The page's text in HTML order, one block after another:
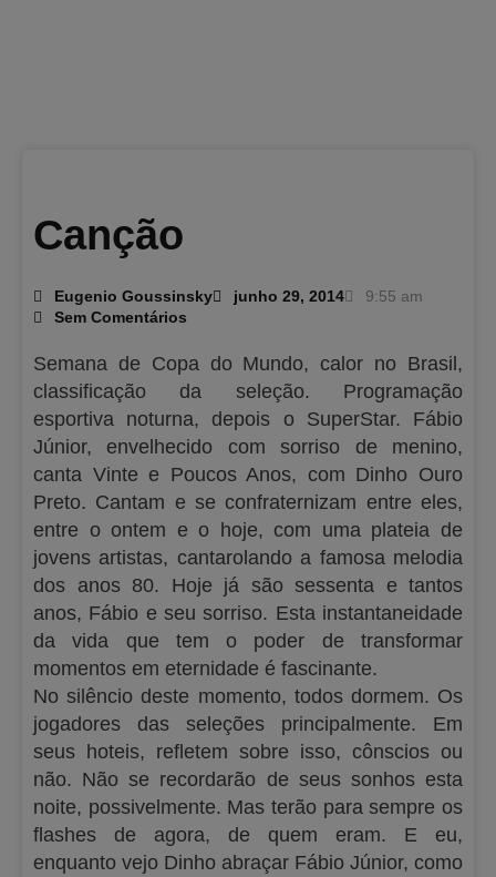
Canção
Eugenio Goussinsky junho 29, 2014
9:55 am
Sem Comentários
Semana de Copa do Mundo, calor no Brasil,
classificação da seleção. Programação
esportiva noturna, depois o SuperStar. Fábio
Júnior, envelhecido com sorriso de menino,
canta Vinte e Poucos Anos, com Dinho Ouro
Preto. Cantam e se confraternizam entre eles,
entre o ontem e o hoje, com uma plateia de
jovens artistas, cantarolando a famosa melodia
dos anos 80. Hoje já são sessenta e tantos
anos, Fábio e seu sorriso. Esta instantaneidade
da vida que tem o poder de transformar
momentos em eternidade é fascinante.
No silêncio deste momento, todos dormem. Os
jogadores das seleções principalmente. Em
seus hoteis, refletem sobre isso, cônscios ou
não. Não se recordarão de seus sonhos esta
noite, possivelmente. Mas terão para sempre os
flashes de agora, de quem eram. E eu,
enquanto vejo Dinho abraçar Fábio Júnior, como